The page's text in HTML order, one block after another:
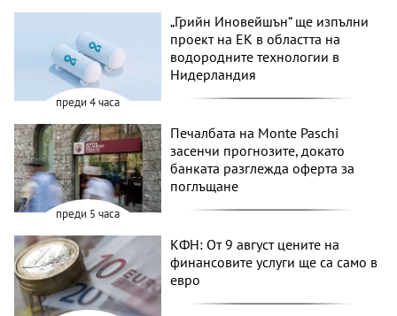
преди 4 часа
„Грийн Иновейшън“ ще изпълни
проект на ЕК в областта на
водородните технологии в
Нидерландия
преди 5 часа
Печалбата на Monte Paschi
засенчи прогнозите, докато
банката разглежда оферта за
поглъщане
КФН: От 9 август цените на
финансовите услуги ще са само в
евро